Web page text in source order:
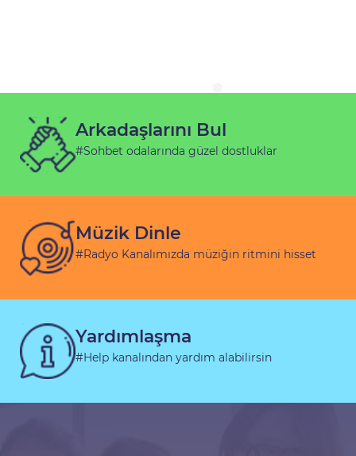
Arkadaşlarını Bul
#Sohbet odalarında güzel dostluklar
Müzik Dinle
#Radyo Kanalımızda müziğin ritmini hisset
Yardımlaşma
#Help kanalından yardım alabilirsin